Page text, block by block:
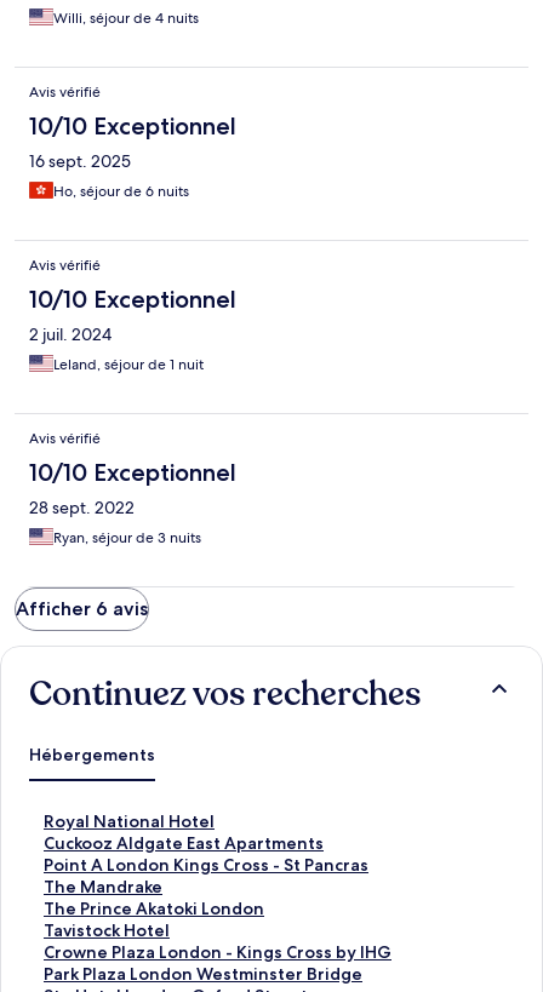
Willi, séjour de 4 nuits
Avis vérifié
10/10 Exceptionnel
16 sept. 2025
Ho, séjour de 6 nuits
Avis vérifié
10/10 Exceptionnel
2 juil. 2024
Leland, séjour de 1 nuit
Avis vérifié
10/10 Exceptionnel
28 sept. 2022
Ryan, séjour de 3 nuits
Afficher 6 avis
Continuez vos recherches
Hébergements
Royal National Hotel
L
i
e
n
o
u
v
r
Cuckooz Aldgate East Apartments
L
i
e
n
o
u
v
Point A London Kings Cross - St Pancras
L
i
e
n
o
u
The Mandrake
L
i
e
n
o
The Prince Akatoki London
L
i
e
n
Tavistock Hotel
L
i
e
Crowne Plaza London - Kings Cross by IHG
L
iPark Plaza London Westminster Bridge
L